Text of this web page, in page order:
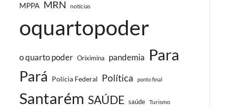
MPPA MRN notícias
oquartopoder
o quarto poder Oriximina pandemia Para
Pará Polícia Federal Política ponto final
Santarém SAÚDE saúde Turismo